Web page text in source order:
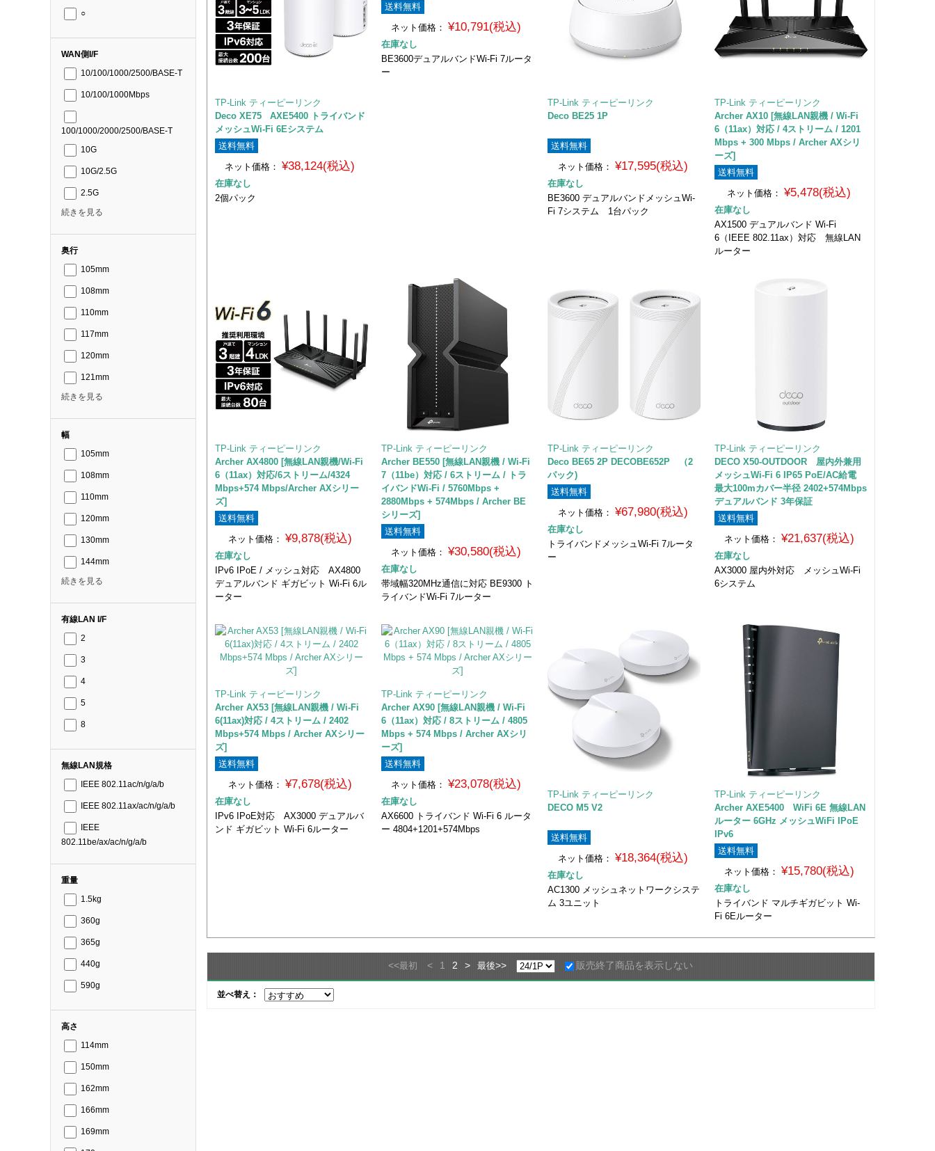
○
WAN側I/F
10/100/1000/2500/BASE-T
10/100/1000Mbps
100/1000/2000/2500/BASE-T
10G
10G/2.5G
2.5G
続きを見る
奥行
105mm
108mm
110mm
117mm
120mm
121mm
続きを見る
幅
105mm
108mm
110mm
120mm
130mm
144mm
続きを見る
有線LAN I/F
2
3
4
5
8
無線LAN規格
IEEE 802.11ac/n/g/a/b
IEEE 802.11ax/ac/n/g/a/b
IEEE
802.11be/ax/ac/n/g/a/b
重量
1.5kg
360g
365g
440g
590g
高さ
114mm
150mm
162mm
166mm
169mm
TP-Link ティーピーリンク
Deco XE75 AXE5400 トライバンド
メッシュWi-Fi 6Eシステム
送料無料
ネット価格：
¥38,124(税込)
在庫なし
2個パック
送料無料
ネット価格：
¥10,791(税込)
在庫なし
BE3600デュアルバンドWi-Fi 7ルータ
ー
TP-Link ティーピーリンク
Deco BE25 1P
送料無料
ネット価格： ¥17,595(税込)
在庫なし
BE3600 デュアルバンドメッシュWi-
Fi 7システム 1台パック
TP-Link ティーピーリンク
Archer AX10 [無線LAN親機 / Wi-Fi
6（11ax）対応 / 4ストリーム / 1201
Mbps + 300 Mbps / Archer AXシリ
ーズ]
送料無料
ネット価格：
¥5,478(税込)
在庫なし
AX1500 デュアルバンド Wi-Fi
6（IEEE 802.11ax）対応 無線LAN
ルーター
TP-Link ティーピーリンク
Archer AX4800 [無線LAN親機/Wi-Fi
6（11ax）対応/6ストリーム/4324
Mbps+574 Mbps/Archer AXシリー
ズ]
送料無料
ネット価格： ¥9,878(税込)
在庫なし
IPv6 IPoE / メッシュ対応 AX4800
デュアルバンド ギガビット Wi-Fi 6ル
ーター
TP-Link ティーピーリンク
Archer BE550 [無線LAN親機 / Wi-Fi
7（11be）対応 / 6ストリーム / トラ
イバンドWi-Fi / 5760Mbps +
2880Mbps + 574Mbps / Archer BE
シリーズ]
送料無料
ネット価格：
¥30,580(税込)
在庫なし
帯域幅320MHz通信に対応 BE9300 ト
ライバンドWi-Fi 7ルーター
TP-Link ティーピーリンク
Deco BE65 2P DECOBE652P （2
パック)
送料無料
ネット価格： ¥67,980(税込)
在庫なし
トライバンドメッシュWi-Fi 7ルータ
ー
TP-Link ティーピーリンク
DECO X50-OUTDOOR 屋内外兼用
メッシュWi-Fi 6 IP65 PoE/AC給電
最大100mカバー半径 2402+574Mbps
デュアルバンド 3年保証
送料無料
ネット価格： ¥21,637(税込)
在庫なし
AX3000 屋内外対応 メッシュWi-Fi
6システム
TP-Link ティーピーリンク
Archer AX53 [無線LAN親機 / Wi-Fi
6(11ax)対応 / 4ストリーム / 2402
Mbps+574 Mbps / Archer AXシリー
ズ]
送料無料
ネット価格： ¥7,678(税込)
在庫なし
IPv6 IPoE対応 AX3000 デュアルバ
ンド ギガビット Wi-Fi 6ルーター
TP-Link ティーピーリンク
Archer AX90 [無線LAN親機 / Wi-Fi
6（11ax）対応 / 8ストリーム / 4805
Mbps + 574 Mbps / Archer AXシリ
ーズ]
送料無料
ネット価格：
¥23,078(税込)
在庫なし
AX6600 トライバンド Wi-Fi 6 ルータ
ー 4804+1201+574Mbps
TP-Link ティーピーリンク
DECO M5 V2
送料無料
ネット価格： ¥18,364(税込)
在庫なし
AC1300 メッシュネットワークシステ
ム 3ユニット
TP-Link ティーピーリンク
Archer AXE5400 WiFi 6E 無線LAN
ルーター 6GHz メッシュWiFi IPoE
IPv6
送料無料
ネット価格： ¥15,780(税込)
在庫なし
トライバンド マルチギガビット Wi-
Fi 6Eルーター
<<最初 < 1 2 > 最後>> 販売終了商品を表示しない
並べ替え：